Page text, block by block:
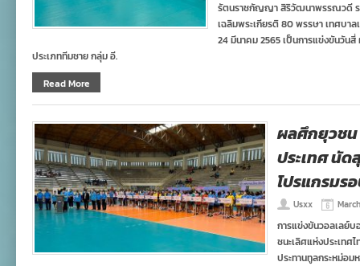
รัตนราชกัญญา สิริวัฒนาพรรณวดี ร
เฉลิมพระเกียรติ 80 พรรษา เทศบา
24 มีนาคม 2565 เป็นการแข่งขันวัน
ประเภททีมชาย กลุ่ม อี.
Read More
ผลศึกยุวชน
ประเทศ นั
โปรแกรมร
Usxx
การแข่งขันวอลเลย์บ
ชนะเลิศแห่งประเทศ
ประทานทูลกระหม่